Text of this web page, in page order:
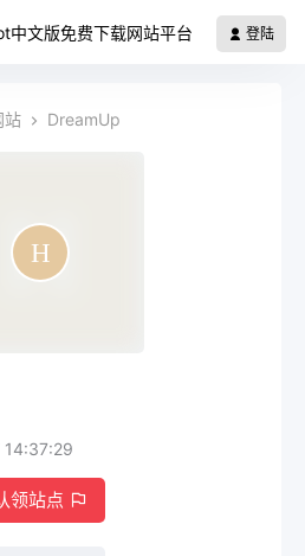
中文版免费下载网站平台 登陆
站 DreamUp
领站点